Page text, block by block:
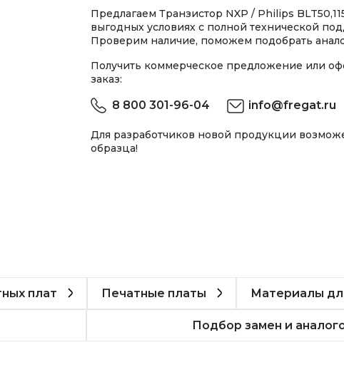
Предлагаем Транзистор NXP / Philips
выгодных условиях с полной технической
Проверим наличие, поможем подобрать
Получить коммерческое предложение или
заказ:
8 800 301-96-04 info@fregat.ru
Для разработчиков новой продукции
образца!
плат Печатные платы Материалы
Подбор замен и